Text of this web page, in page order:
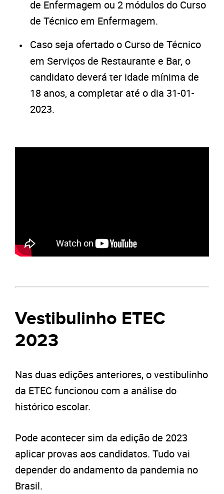
de Enfermagem ou 2 módulos do Curso
de Técnico em Enfermagem.
Caso seja ofertado o Curso de Técnico
em Serviços de Restaurante e Bar, o
candidato deverá ter idade mínima de
18 anos, a completar até o dia 31-01-
2023.
Vestibulinho ETEC
2023
Nas duas edições anteriores, o vestibulinho
da ETEC funcionou com a análise do
histórico escolar.
Pode acontecer sim da edição de 2023
aplicar provas aos candidatos. Tudo vai
depender do andamento da pandemia no
Brasil.